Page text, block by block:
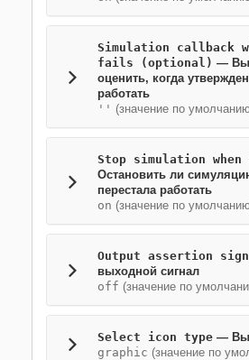
Simulation callback
fails (optional) —
оценить, когда
работать
'' (значение по
Stop simulation
Остановить ли
перестала работать
on (значение по
Output assertion
выходной сигнал
off (значение по
Select icon type —
graphic (значение по